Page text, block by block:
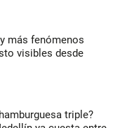
más fenómenos
visibles desde
triple?